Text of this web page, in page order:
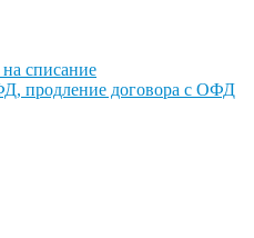
списание
продление договора с ОФД